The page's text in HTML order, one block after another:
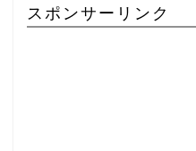
スポンサーリンク